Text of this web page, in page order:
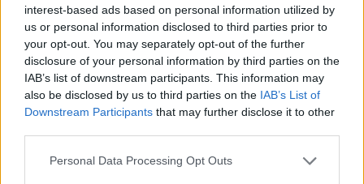
interest-based ads based on personal information utilized by
us or personal information disclosed to third parties prior to
your opt-out. You may separately opt-out of the further
disclosure of your personal information by third parties on the
IAB’s list of downstream participants. This information may
also be disclosed by us to third parties on the IAB’s List of
Downstream Participants that may further disclose it to other
Personal Data Processing Opt Outs
Odpovědět
KP Karel Ploranský 15.6.2026 23:31
Reaguje na Miroslav Chovanec
No - vagína (česky velmi výstižně pochva) obvykle
moc vidět není. To co zřejmě máte na mysli a JE to
vidět, má krásné české jméno vulva.
Ale kdo by říkal vulva, nebyl by dost světový...
Odpovědět